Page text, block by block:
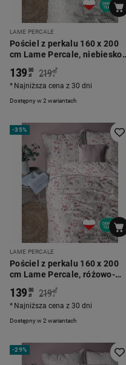
LAME PERCALE
Pościel z perkalu 160 x 200
cm Lame Percale, niebiesko-
żółte kwiaty
Dostępny w 2 wariantach
139 00
zł 219 00
zł
*
Najniższa cena z 30 dni
-35%
LAME PERCALE
Pościel z perkalu 160 x 200
cm Lame Percale, różowo-
fioletowe kwiatki
Dostępny w 2 wariantach
139 00
zł 219 00
zł
*
Najniższa cena z 30 dni
-29%